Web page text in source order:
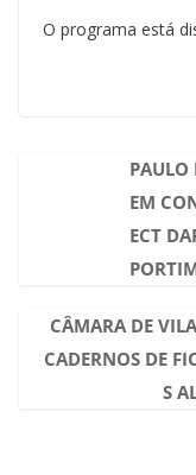
O programa está
PAULO
EM
ECT
CÂMARA DE
CADERNOS DE
S